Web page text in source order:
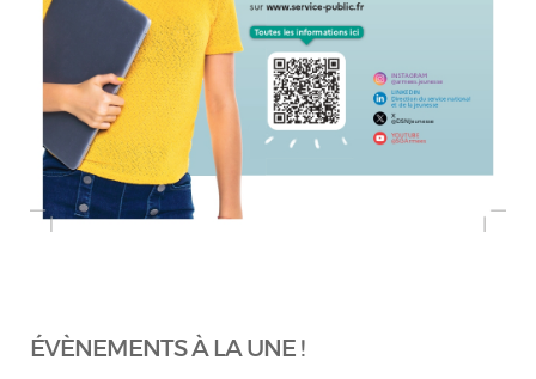
ÉVÈNEMENTS À LA UNE !